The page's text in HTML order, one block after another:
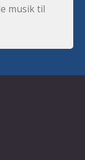
musik til